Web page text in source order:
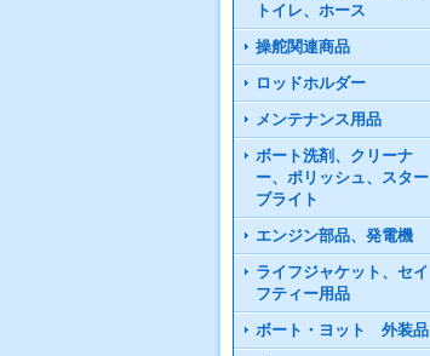
トイレ、ホース
操舵関連商品
ロッドホルダー
メンテナンス用品
ボート洗剤、クリーナ
ー、ポリッシュ、スター
ブライト
エンジン部品、発電機
ライフジャケット、セイ
フティー用品
ボート・ヨット 外装品